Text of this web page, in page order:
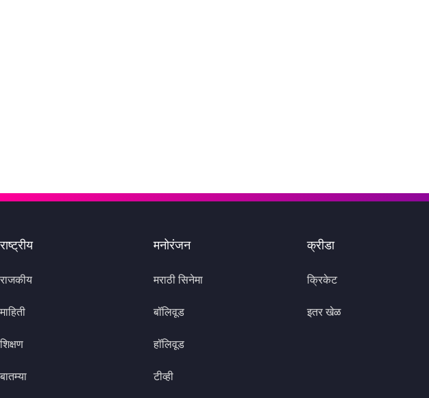
राष्ट्रीय
राजकीय
माहिती
शिक्षण
बातम्या
मनोरंजन
मराठी सिनेमा
बॉलिवूड
हॉलिवूड
टीव्ही
क्रीडा
क्रिकेट
इतर खेळ